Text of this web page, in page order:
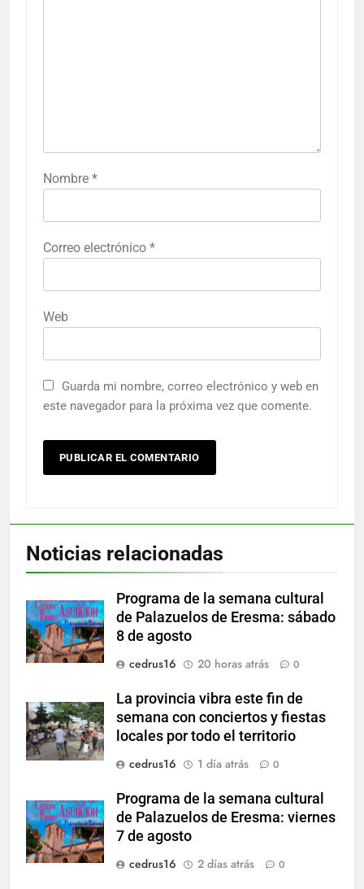
Nombre *
Correo electrónico *
Web
Guarda mi nombre, correo electrónico y web en
este navegador para la próxima vez que comente.
Noticias relacionadas
Programa de la semana cultural
de Palazuelos de Eresma: sábado
8 de agosto
cedrus16
20 horas atrás 0
La provincia vibra este fin de
semana con conciertos y fiestas
locales por todo el territorio
cedrus16
1 día atrás 0
Programa de la semana cultural
de Palazuelos de Eresma: viernes
7 de agosto
cedrus16
2 días atrás 0